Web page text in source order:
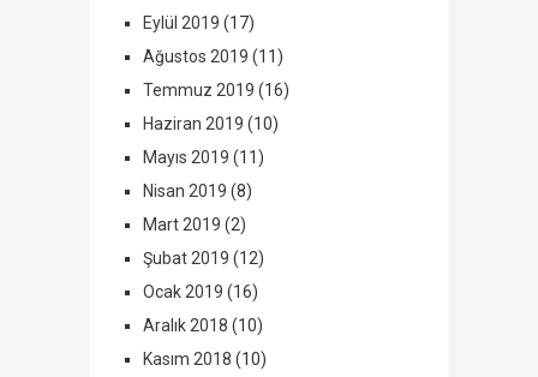
Eylül 2019 (17)
Ağustos 2019 (11)
Temmuz 2019 (16)
Haziran 2019 (10)
Mayıs 2019 (11)
Nisan 2019 (8)
Mart 2019 (2)
Şubat 2019 (12)
Ocak 2019 (16)
Aralık 2018 (10)
Kasım 2018 (10)